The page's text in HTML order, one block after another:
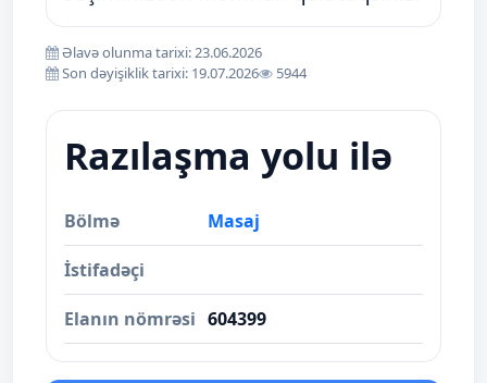
Əlavə olunma tarixi: 23.06.2026
Son dəyişiklik tarixi: 19.07.2026
5944
Razılaşma yolu ilə
Bölmə Masaj
İstifadəçi
Elanın nömrəsi 604399